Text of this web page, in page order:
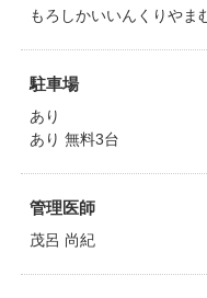
もろしかいいんくりやま
駐車場
あり
あり 無料3台
管理医師
茂呂 尚紀